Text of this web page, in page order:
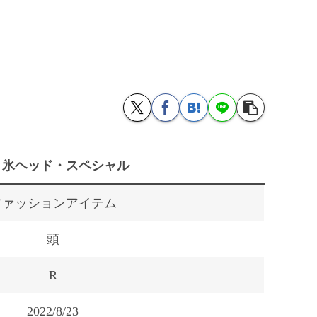
ヘッド・スペシャル
ッションアイテム
頭
R
2022/8/23